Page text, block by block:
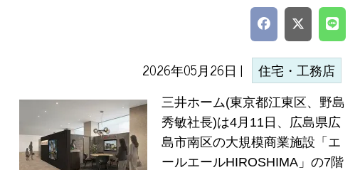
2026年05月26日 | 住宅・工務店
三井ホーム(東京都江東区、野島
秀敏社長)は4月11日、広島県広
島市南区の大規模商業施設「エ
ールエールHIROSHIMA」の7階